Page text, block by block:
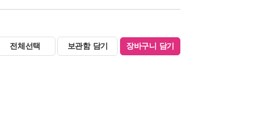
전체선택 보관함 담기 장바구니 담기